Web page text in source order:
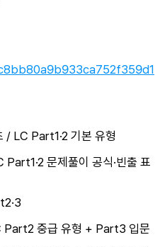
/ LC Part1·2 기본 유형
문제풀이 공식·빈출 표
Part2 중급 유형 + Part3 입문